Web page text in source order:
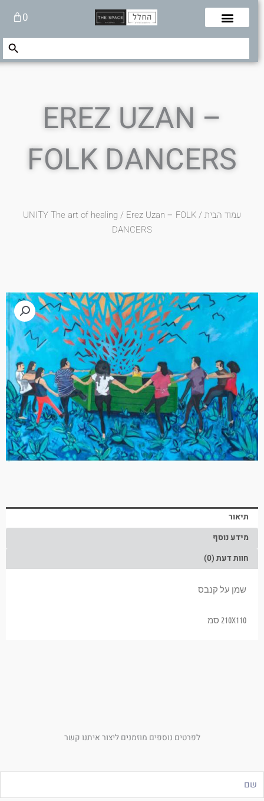
0עגלת
קניות
Search
Search Button
EREZ UZAN –
FOLK DANCERS
עמוד הבית/
UNITY The art of healing/ Erez Uzan – FOLK
DANCERS
תיאור
מידע נוסף
חוות דעת (0)
שמן על קנבס
210X110 סמ
לפרטים נוספים מוזמנים ליצור איתנו קשר